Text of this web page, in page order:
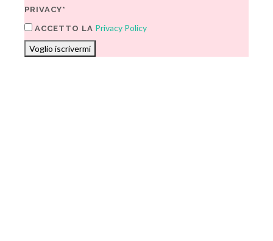
PRIVACY*
ACCETTO LA Privacy Policy
Voglio iscrivermi